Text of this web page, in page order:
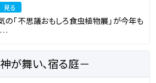
見る
「不思議おもしろ食虫植物展」が今年も
が舞い、宿る庭－